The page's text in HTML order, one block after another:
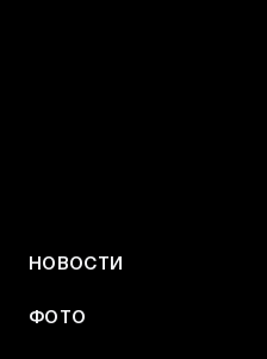
НОВОСТИ
ФОТО